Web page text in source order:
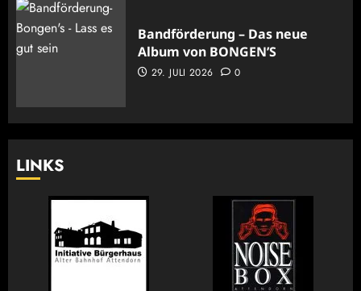
Bandförderung – Das neue
Album von BONGEN’S
29. JULI 2026 0
LINKS